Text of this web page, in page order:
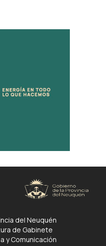
del Neuquén
de Gabinete
y Comunicación